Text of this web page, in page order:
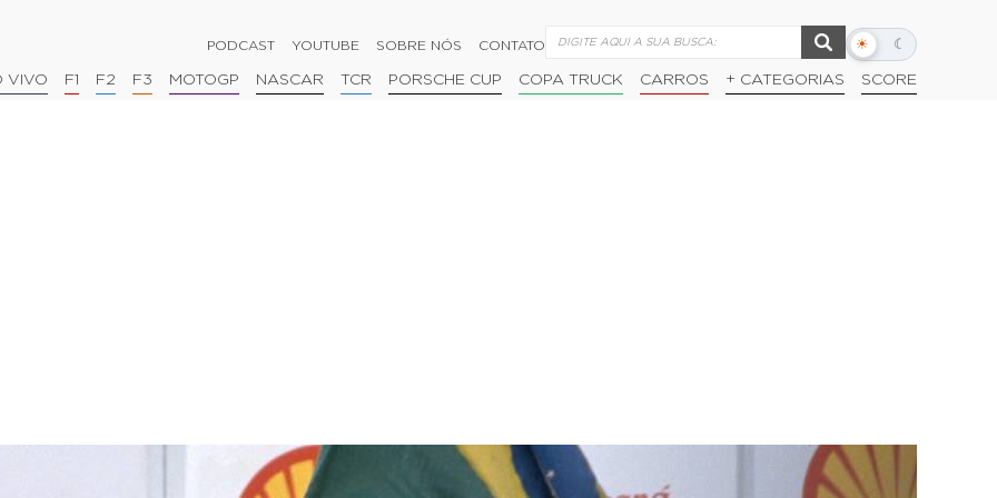
PODCAST YOUTUBE SOBRE NÓS CONTATO ☀ ☾
Alternar
escuro
VIVO F1 F2 F3 MOTOGP NASCAR TCR PORSCHE CUP COPA TRUCK CARROS + CATEGORIAS SCORE